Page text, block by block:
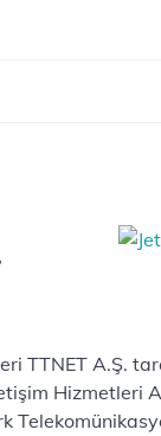
TTNET A.Ş.
Hizmetleri